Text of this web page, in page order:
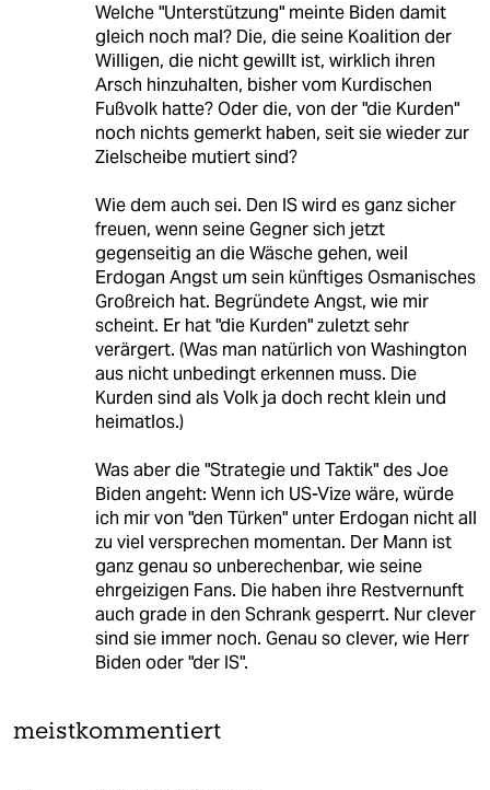
Welche "Unterstützung" meinte Biden damit
gleich noch mal? Die, die seine Koalition der
Willigen, die nicht gewillt ist, wirklich ihren
Arsch hinzuhalten, bisher vom Kurdischen
Fußvolk hatte? Oder die, von der "die Kurden"
noch nichts gemerkt haben, seit sie wieder zur
Zielscheibe mutiert sind?
Wie dem auch sei. Den IS wird es ganz sicher
freuen, wenn seine Gegner sich jetzt
gegenseitig an die Wäsche gehen, weil
Erdogan Angst um sein künftiges Osmanisches
Großreich hat. Begründete Angst, wie mir
scheint. Er hat "die Kurden" zuletzt sehr
verärgert. (Was man natürlich von Washington
aus nicht unbedingt erkennen muss. Die
Kurden sind als Volk ja doch recht klein und
heimatlos.)
Was aber die "Strategie und Taktik" des Joe
Biden angeht: Wenn ich US-Vize wäre, würde
ich mir von "den Türken" unter Erdogan nicht all
zu viel versprechen momentan. Der Mann ist
ganz genau so unberechenbar, wie seine
ehrgeizigen Fans. Die haben ihre Restvernunft
auch grade in den Schrank gesperrt. Nur clever
sind sie immer noch. Genau so clever, wie Herr
Biden oder "der IS".
meistkommentiert